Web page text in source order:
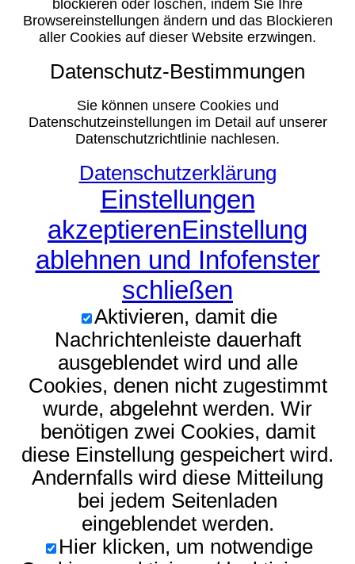
blockieren oder löschen, indem Sie Ihre
Browsereinstellungen ändern und das Blockieren
aller Cookies auf dieser Website erzwingen.
Datenschutz-Bestimmungen
Sie können unsere Cookies und
Datenschutzeinstellungen im Detail auf unserer
Datenschutzrichtlinie nachlesen.
Datenschutzerklärung
Einstellungen
akzeptierenEinstellung
ablehnen und Infofenster
schließen
Aktivieren, damit die
Nachrichtenleiste dauerhaft
ausgeblendet wird und alle
Cookies, denen nicht zugestimmt
wurde, abgelehnt werden. Wir
benötigen zwei Cookies, damit
diese Einstellung gespeichert wird.
Andernfalls wird diese Mitteilung
bei jedem Seitenladen
eingeblendet werden.
Hier klicken, um notwendige